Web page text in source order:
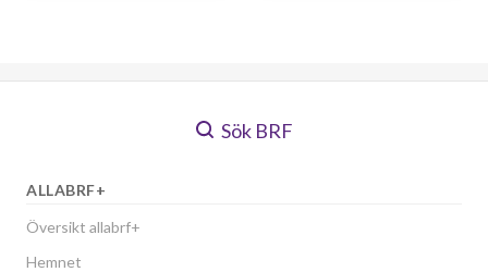
Sök BRF
ALLABRF+
Översikt allabrf+
Hemnet